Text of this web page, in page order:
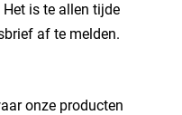
is te allen tijde
af te melden.
onze producten